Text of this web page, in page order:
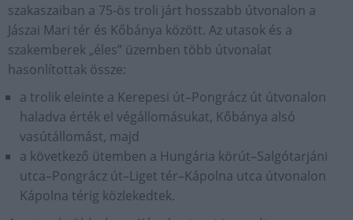
szakaszaiban a 75-ös troli járt hosszabb útvonalon a
Jászai Mari tér és Kőbánya között. Az utasok és a
szakemberek „éles” üzemben több útvonalat
hasonlítottak össze:
a trolik eleinte a Kerepesi út–Pongrácz út útvonalon
haladva érték el végállomásukat, Kőbánya alsó
vasútállomást, majd
a következő ütemben a Hungária körút–Salgótarjáni
utca–Pongrácz út–Liget tér–Kápolna utca útvonalon
Kápolna térig közlekedtek.